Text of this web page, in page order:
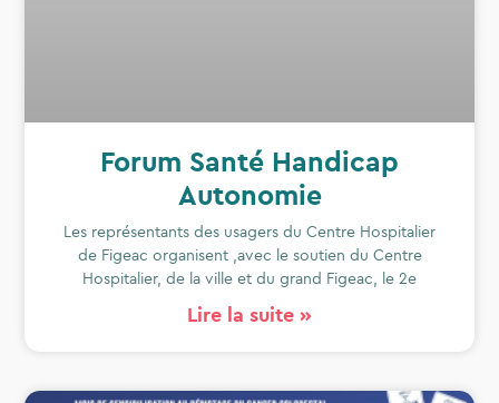
Forum Santé Handicap
Autonomie
Les représentants des usagers du Centre Hospitalier
de Figeac organisent ,avec le soutien du Centre
Hospitalier, de la ville et du grand Figeac, le 2e
Lire la suite »